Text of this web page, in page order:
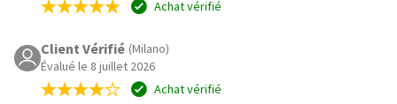
Achat vérifié
Client Vérifié (Milano)
Évalué le 8 juillet 2026
Achat vérifié